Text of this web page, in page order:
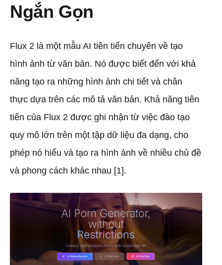
Ngắn Gọn
Flux 2 là một mẫu AI tiên tiến chuyên về tạo
hình ảnh từ văn bản. Nó được biết đến với khả
năng tạo ra những hình ảnh chi tiết và chân
thực dựa trên các mô tả văn bản. Khả năng tiên
tiến của Flux 2 được ghi nhận từ việc đào tạo
quy mô lớn trên một tập dữ liệu đa dạng, cho
phép nó hiểu và tạo ra hình ảnh về nhiều chủ đề
và phong cách khác nhau [1].